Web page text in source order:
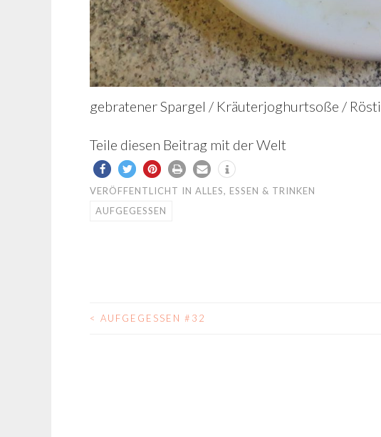
gebratener Spargel / Kräuterjoghurtsoße / Rösti
Teile diesen Beitrag mit der Welt
VERÖFFENTLICHT IN ALLES, ESSEN & TRINKEN
AUFGEGESSEN
BEITRAGS-
< AUFGEGESSEN #32